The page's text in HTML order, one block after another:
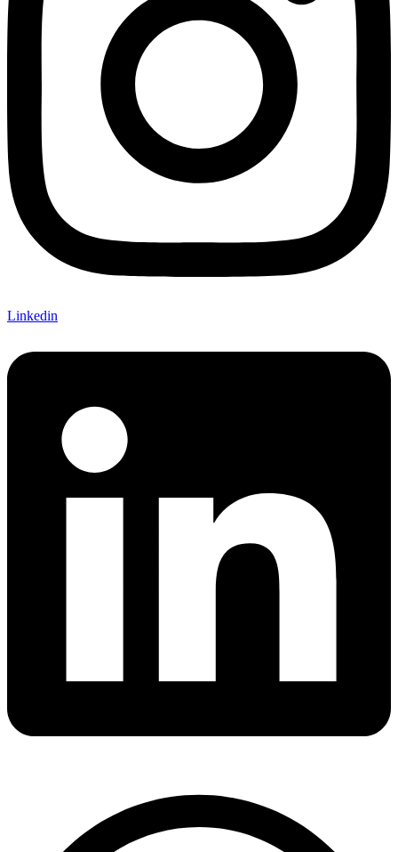
Linkedin